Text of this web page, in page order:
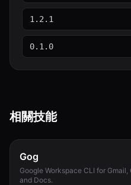
1.2.1
0.1.0
相關技能
Gog
Google Workspace CLI for
and Docs.